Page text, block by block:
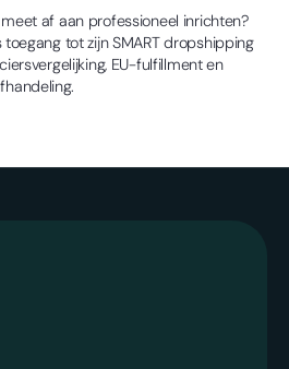
af aan professioneel inrichten?
tot zijn SMART dropshipping
EU-fulfillment en